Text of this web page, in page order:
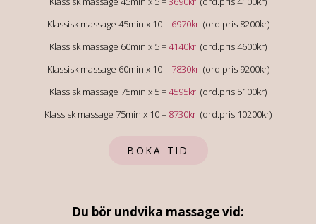
Klassisk massage 45min x 10 = 6970kr (ord.pris 8200kr)
Klassisk massage 60min x 5 =4140kr (ord.pris 4600kr)
Klassisk massage 60min x 10 = 7830kr (ord.pris 9200kr)
Klassisk massage 75min x 5 =4595kr (ord.pris 5100kr)
Klassisk massage 75min x 10 = 8730kr (ord.pris 10200kr)
BOKA TID
Du bör undvika massage vid: